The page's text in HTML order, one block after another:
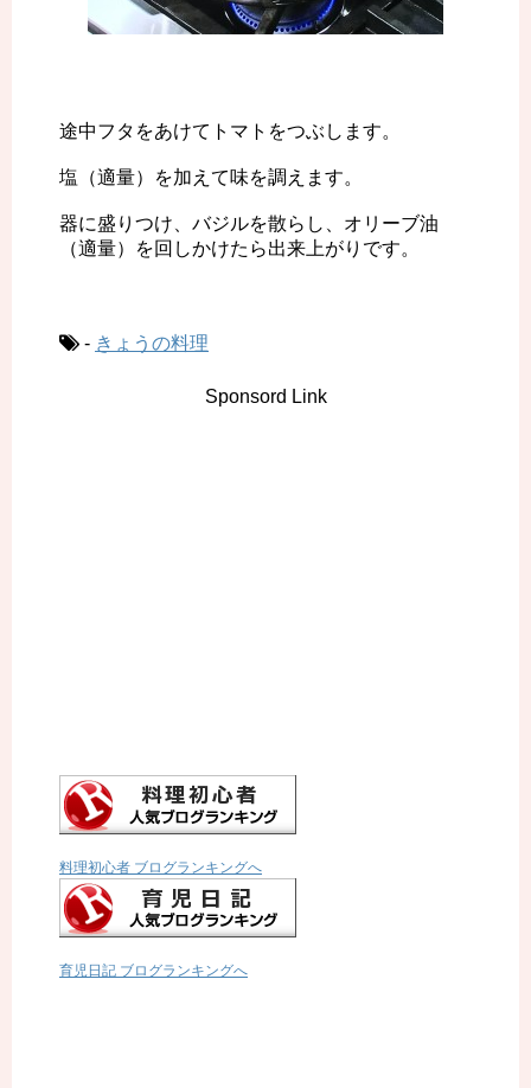
途中フタをあけてトマトをつぶします。
塩（適量）を加えて味を調えます。
器に盛りつけ、バジルを散らし、オリーブ油
（適量）を回しかけたら出来上がりです。
- きょうの料理
Sponsord Link
料理初心者 ブログランキングへ
育児日記 ブログランキングへ